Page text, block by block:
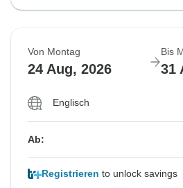
Von Montag
24 Aug, 2026
Bis
31
Englisch
Ab:
Registrieren to unlock savings